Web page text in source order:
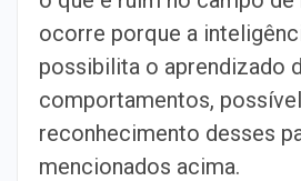
ocorre porque a
possibilita o aprendizado
comportamentos,
reconhecimento desses
mencionados acima.